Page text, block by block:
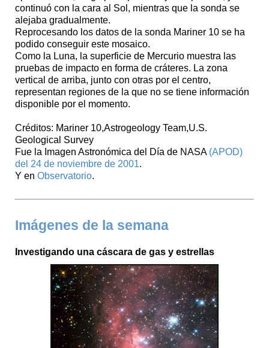
continuó con la cara al Sol, mientras que la sonda se
alejaba gradualmente.
Reprocesando los datos de la sonda Mariner 10 se ha
podido conseguir este mosaico.
Como la Luna, la superficie de Mercurio muestra las
pruebas de impacto en forma de cráteres. La zona
vertical de arriba, junto con otras por el centro,
representan regiones de la que no se tiene información
disponible por el momento.
Créditos: Mariner 10,Astrogeology Team,U.S.
Geological Survey
Fue la Imagen Astronómica del Día de NASA (APOD)
del 24 de noviembre de 2001.
Y en Observatorio.
Imágenes de la semana
Investigando una cáscara de gas y estrellas